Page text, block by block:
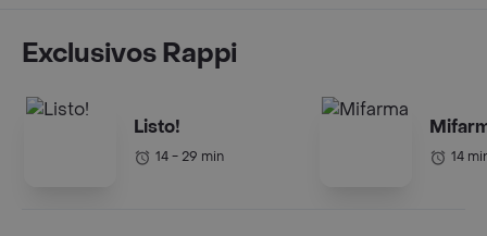
Exclusivos Rappi
Listo!
14 - 29 min 14